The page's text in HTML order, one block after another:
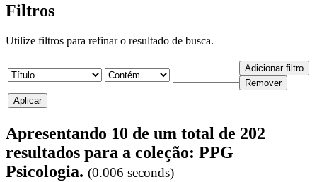
Filtros
Utilize filtros para refinar o resultado de busca.
Apresentando 10 de um total de 202
resultados para a coleção: PPG
Psicologia. (0.006 seconds)